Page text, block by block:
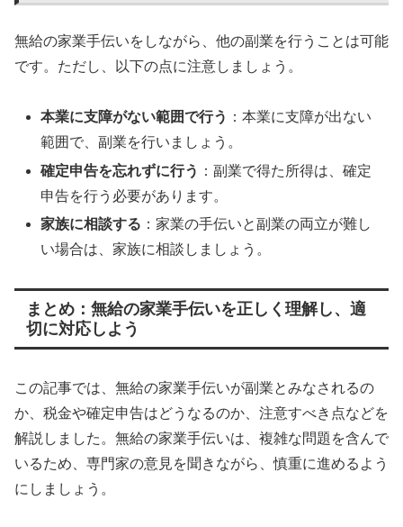
無給の家業手伝いをしながら、他の副業を行うことは可能
です。ただし、以下の点に注意しましょう。
本業に支障がない範囲で行う ：本業に支障が出ない
範囲で、副業を行いましょう。
確定申告を忘れずに行う ：副業で得た所得は、確定
申告を行う必要があります。
家族に相談する ：家業の手伝いと副業の両立が難し
い場合は、家族に相談しましょう。
まとめ：無給の家業手伝いを正しく理解し、適
切に対応しよう
この記事では、無給の家業手伝いが副業とみなされるの
か、税金や確定申告はどうなるのか、注意すべき点などを
解説しました。無給の家業手伝いは、複雑な問題を含んで
いるため、専門家の意見を聞きながら、慎重に進めるよう
にしましょう。